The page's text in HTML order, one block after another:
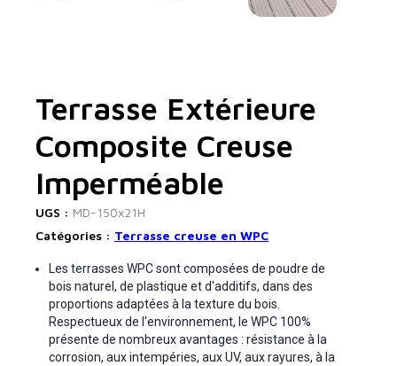
Terrasse Extérieure
Composite Creuse
Imperméable
UGS : MD-150x21H
Catégories : Terrasse creuse en WPC
Les terrasses WPC sont composées de poudre de
bois naturel, de plastique et d'additifs, dans des
proportions adaptées à la texture du bois.
Respectueux de l'environnement, le WPC 100%
présente de nombreux avantages : résistance à la
corrosion, aux intempéries, aux UV, aux rayures, à la